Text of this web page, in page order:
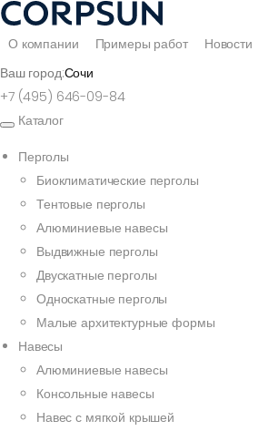
О компании Примеры работ Новости
Ваш город:Сочи
+7 (495) 646-09-84
Каталог
Перголы
Биоклиматические перголы
Тентовые перголы
Алюминиевые навесы
Выдвижные перголы
Двускатные перголы
Односкатные перголы
Малые архитектурные формы
Навесы
Алюминиевые навесы
Консольные навесы
Навес с мягкой крышей